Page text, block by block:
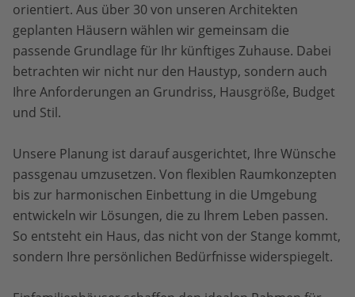
orientiert. Aus über 30 von unseren Architekten
geplanten Häusern wählen wir gemeinsam die
passende Grundlage für Ihr künftiges Zuhause. Dabei
betrachten wir nicht nur den Haustyp, sondern auch
Ihre Anforderungen an Grundriss, Hausgröße, Budget
und Stil.
Unsere Planung ist darauf ausgerichtet, Ihre Wünsche
passgenau umzusetzen. Von flexiblen Raumkonzepten
bis zur harmonischen Einbettung in die Umgebung
entwickeln wir Lösungen, die zu Ihrem Leben passen.
So entsteht ein Haus, das nicht von der Stange kommt,
sondern Ihre persönlichen Bedürfnisse widerspiegelt.